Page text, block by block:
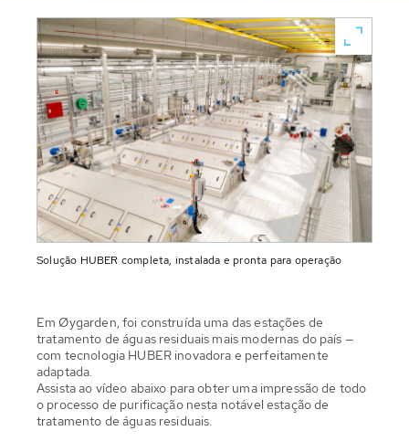
Solução HUBER completa, instalada e pronta para operação
Em Øygarden, foi construída uma das estações de
tratamento de águas residuais mais modernas do país —
com tecnologia HUBER inovadora e perfeitamente
adaptada.
Assista ao vídeo abaixo para obter uma impressão de todo
o processo de purificação nesta notável estação de
tratamento de águas residuais.